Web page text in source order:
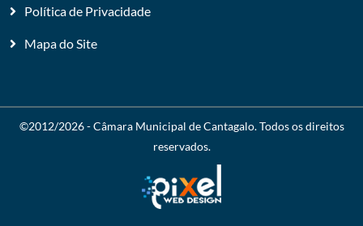
Política de Privacidade
Mapa do Site
©2012/2026 -Câmara Municipal de Cantagalo. Todos os direitos
reservados.